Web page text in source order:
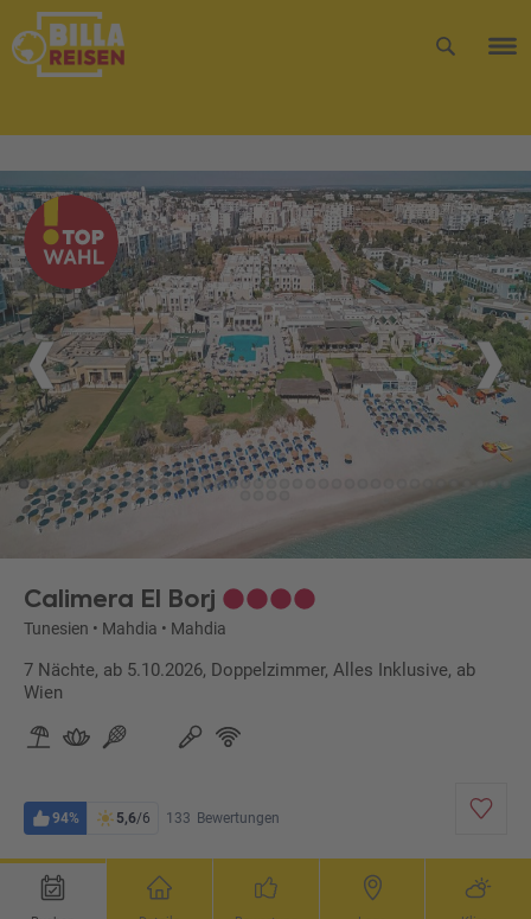
Calimera El Borj
Tunesien • Mahdia • Mahdia
7 Nächte, ab 5.10.2026, Doppelzimmer, Alles Inklusive, ab
Wien
94% 5,6/6 133 Bewertungen